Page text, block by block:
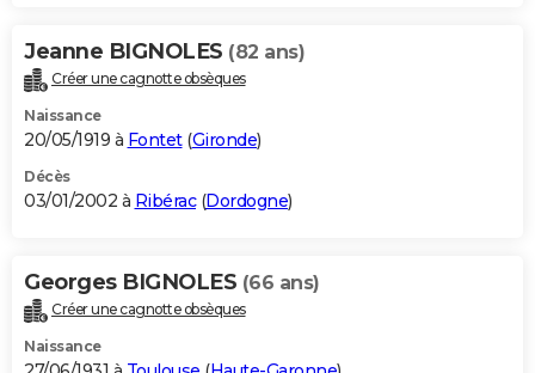
Jeanne BIGNOLES (82 ans)
Créer une cagnotte obsèques
Naissance
20/05/1919 à Fontet(Gironde)
Décès
03/01/2002 à Ribérac(Dordogne)
Georges BIGNOLES (66 ans)
Créer une cagnotte obsèques
Naissance